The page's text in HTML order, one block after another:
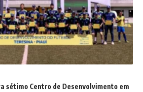
sétimo Centro de Desenvolvimento em